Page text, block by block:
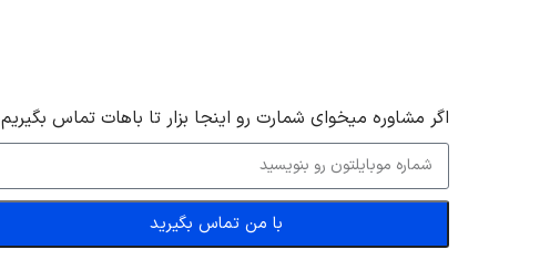
اگر‌ مشاوره میخوای شمارت رو اینجا بزار تا باهات تماس بگیریم
با من تماس بگیرید